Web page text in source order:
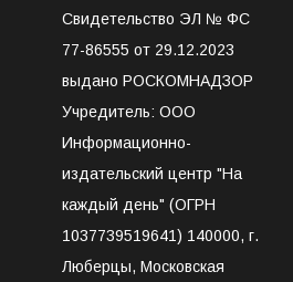
Свидетельство ЭЛ № ФС
77-86555 от 29.12.2023
выдано РОСКОМНАДЗОР
Учредитель: ООО
Информационно-
издательский центр "На
каждый день" (ОГРН
1037739519641) 140000, г.
Люберцы, Московская